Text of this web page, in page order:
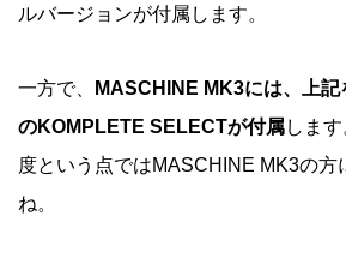
ルバージョンが付属します。
一方で、
MASCHINE MK3には、上
のKOMPLETE SELECTが付属しま
度という点ではMASCHINE MK3の方
ね。